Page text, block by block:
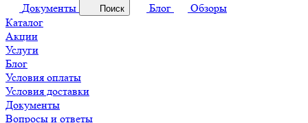
Документы
Поиск Блог
Обзоры
Каталог
Акции
Услуги
Блог
Условия оплаты
Условия доставки
Документы
Вопросы и ответы